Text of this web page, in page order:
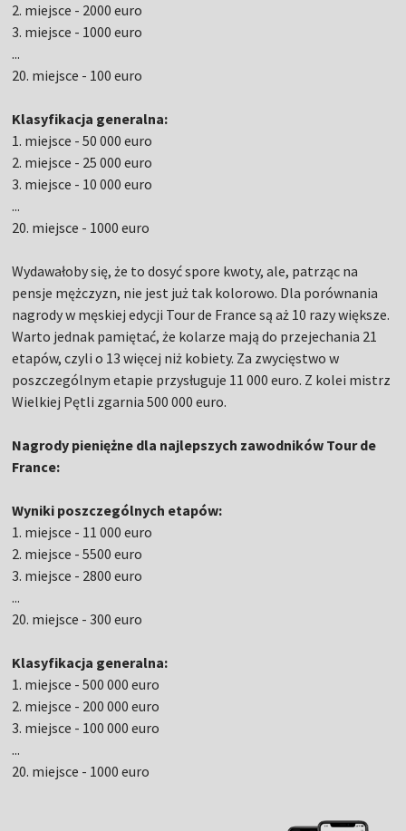
2. miejsce - 2000 euro
3. miejsce - 1000 euro
...
20. miejsce - 100 euro
Klasyfikacja generalna:
1. miejsce - 50 000 euro
2. miejsce - 25 000 euro
3. miejsce - 10 000 euro
...
20. miejsce - 1000 euro
Wydawałoby się, że to dosyć spore kwoty, ale, patrząc na
pensje mężczyzn, nie jest już tak kolorowo. Dla porównania
nagrody w męskiej edycji Tour de France są aż 10 razy większe.
Warto jednak pamiętać, że kolarze mają do przejechania 21
etapów, czyli o 13 więcej niż kobiety. Za zwycięstwo w
poszczególnym etapie przysługuje 11 000 euro. Z kolei mistrz
Wielkiej Pętli zgarnia 500 000 euro.
Nagrody pieniężne dla najlepszych zawodników Tour de
France:
Wyniki poszczególnych etapów:
1. miejsce - 11 000 euro
2. miejsce - 5500 euro
3. miejsce - 2800 euro
...
20. miejsce - 300 euro
Klasyfikacja generalna:
1. miejsce - 500 000 euro
2. miejsce - 200 000 euro
3. miejsce - 100 000 euro
...
20. miejsce - 1000 euro